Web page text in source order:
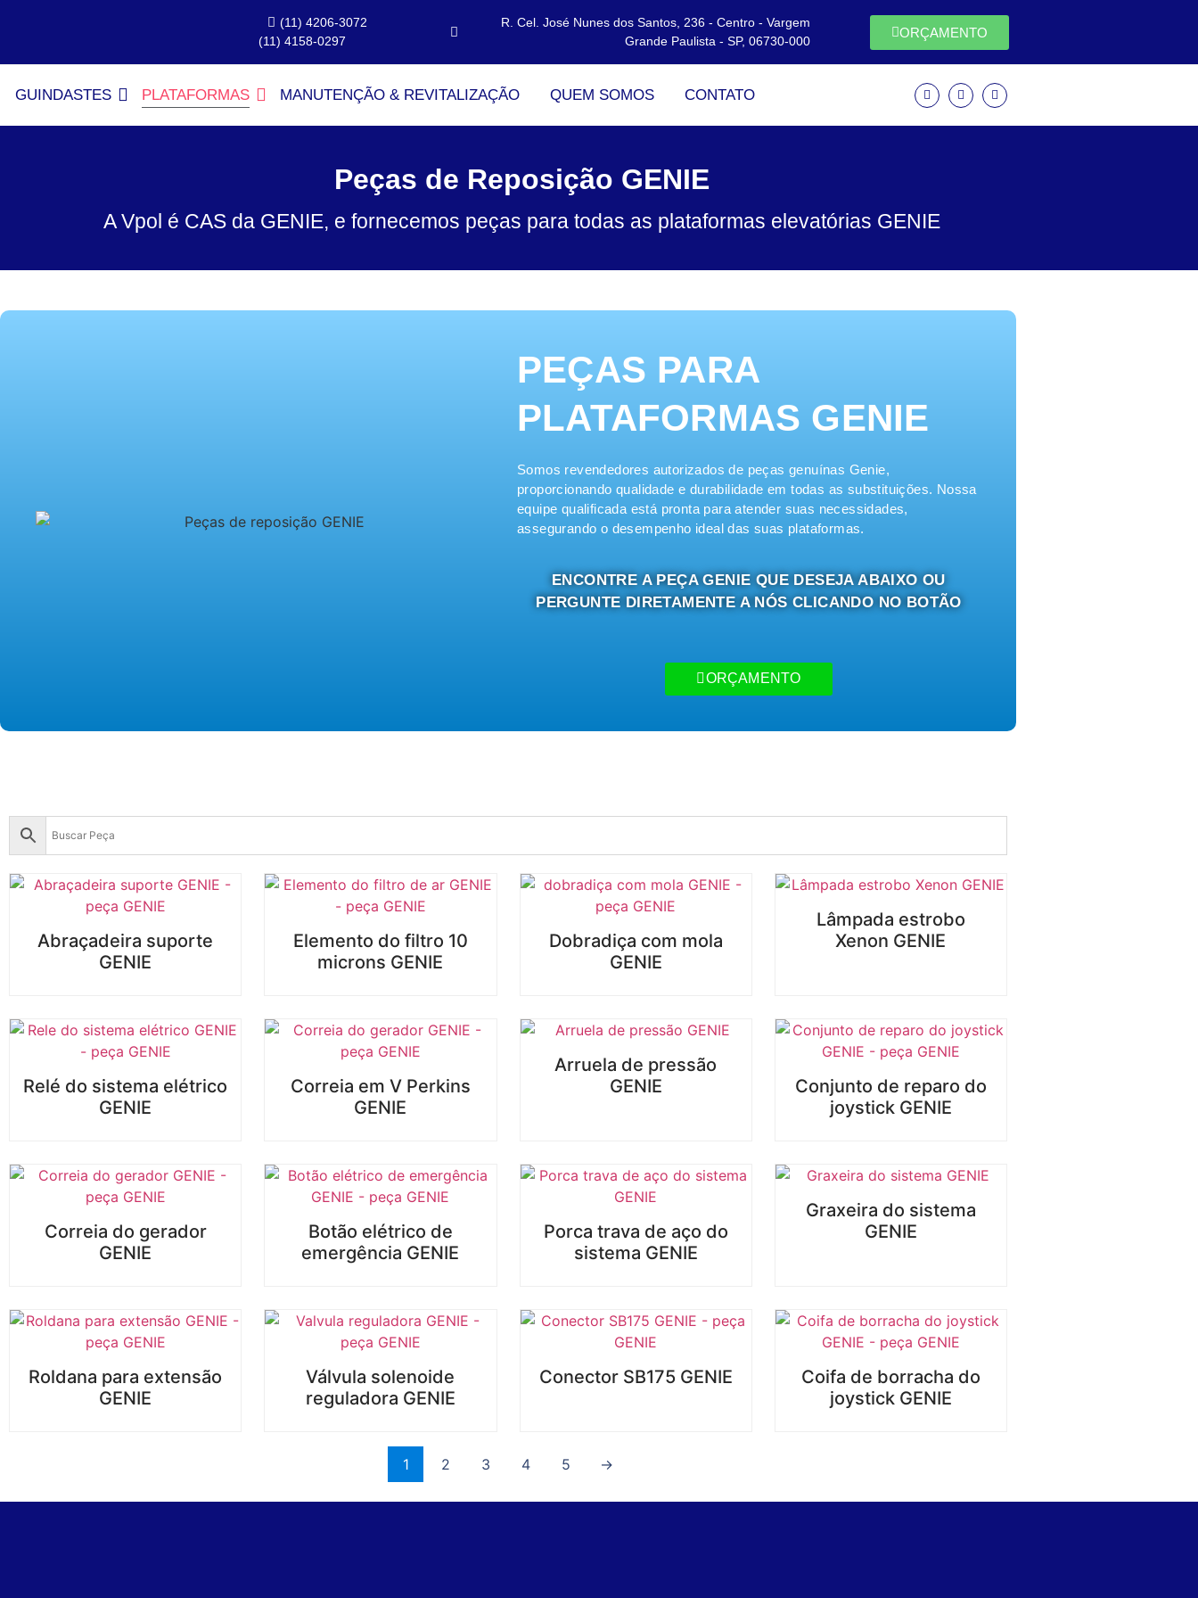
(11) 4206-3072
(11) 4158-0297
R. Cel. José Nunes dos Santos, 236 - Centro - Vargem
Grande Paulista - SP, 06730-000
ORÇAMENTO
GUINDASTES PLATAFORMAS MANUTENÇÃO & REVITALIZAÇÃO QUEM SOMOS CONTATO
Peças de Reposição GENIE
A Vpol é CAS da GENIE, e fornecemos peças para todas as plataformas elevatórias GENIE
PEÇAS PARA
PLATAFORMAS GENIE
Somos revendedores autorizados de peças genuínas Genie,
proporcionando qualidade e durabilidade em todas as substituições. Nossa
equipe qualificada está pronta para atender suas necessidades,
assegurando o desempenho ideal das suas plataformas.
ENCONTRE A PEÇA GENIE QUE DESEJA ABAIXO OU
PERGUNTE DIRETAMENTE A NÓS CLICANDO NO BOTÃO
ORÇAMENTO
Abraçadeira suporte
GENIE
Elemento do filtro 10
microns GENIE
Dobradiça com mola
GENIE
Lâmpada estrobo
Xenon GENIE
Relé do sistema elétrico
GENIE
Correia em V Perkins
GENIE
Arruela de pressão
GENIE
Conjunto de reparo do
joystick GENIE
Correia do gerador
GENIE
Botão elétrico de
emergência GENIE
Porca trava de aço do
sistema GENIE
Graxeira do sistema
GENIE
Roldana para extensão
GENIE
Válvula solenoide
reguladora GENIE
Conector SB175 GENIE
Coifa de borracha do
joystick GENIE
1 2 3 4 5 →